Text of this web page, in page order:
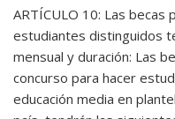
ARTÍCULO 10: Las becas
estudiantes distinguidos
mensual y duración: Las
concurso para hacer
educación media en